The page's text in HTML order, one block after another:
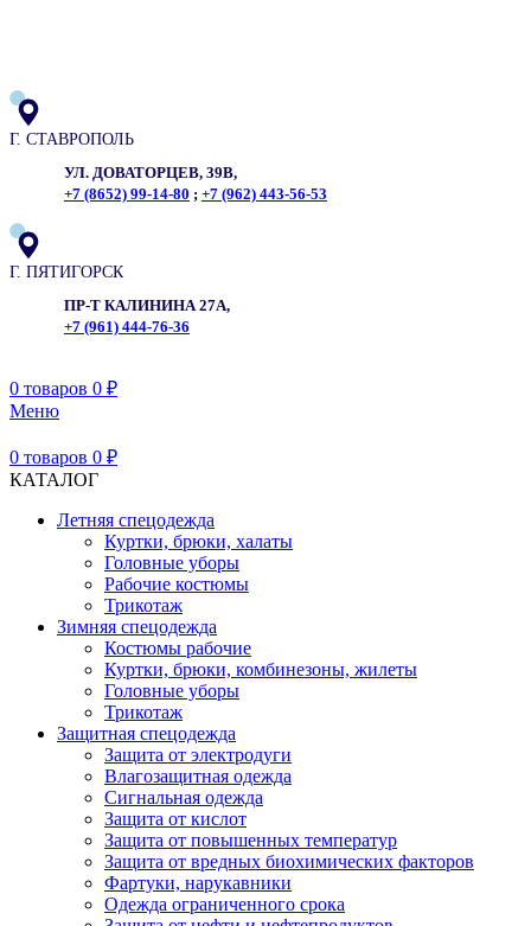
Г. СТАВРОПОЛЬ
УЛ. ДОВАТОРЦЕВ, 39В,
+7 (8652) 99-14-80 ; +7 (962) 443-56-53
Г. ПЯТИГОРСК
ПР-Т КАЛИНИНА 27А,
+7 (961) 444-76-36
0 товаров 0 ₽
Меню
0 товаров 0 ₽
КАТАЛОГ
Летняя спецодежда
Куртки, брюки, халаты
Головные уборы
Рабочие костюмы
Трикотаж
Зимняя спецодежда
Костюмы рабочие
Куртки, брюки, комбинезоны, жилеты
Головные уборы
Трикотаж
Защитная спецодежда
Защита от электродуги
Влагозащитная одежда
Сигнальная одежда
Защита от кислот
Защита от повышенных температур
Защита от вредных биохимических факторов
Фартуки, нарукавники
Одежда ограниченного срока